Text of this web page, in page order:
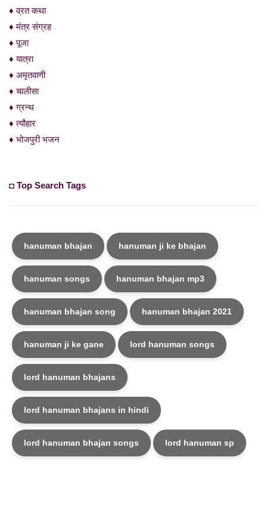
♦ व्रत कथा
♦ मंत्र संग्रह
♦ पूजा
♦ यात्रा
♦ अमृतवाणी
♦ चालीसा
♦ ग्रन्थ
♦ त्यौहार
♦ भोजपुरी भजन
◘ Top Search Tags
hanuman bhajan hanuman ji ke bhajan
hanuman songs hanuman bhajan mp3
hanuman bhajan song hanuman bhajan 2021
hanuman ji ke gane lord hanuman songs
lord hanuman bhajans
lord hanuman bhajans in hindi
lord hanuman bhajan songs lord hanuman sp